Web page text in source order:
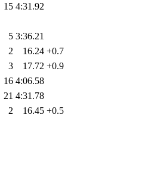
15 4:31.92
5 3:36.21
2 16.24 +0.7
3 17.72 +0.9
16 4:06.58
21 4:31.78
2 16.45 +0.5